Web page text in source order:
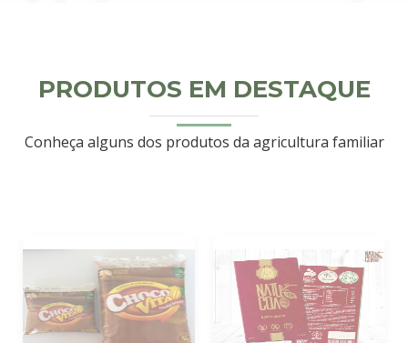
PRODUTOS EM DESTAQUE
Conheça alguns dos produtos da agricultura familiar